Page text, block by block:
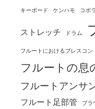
キーボード ケンハモ コボ
ストレッチ ドラム
フルートにおけるブレスコン
フルートの息
フルートアンサ
フルート足部管 ブラ